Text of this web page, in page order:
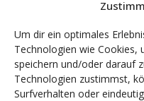
Um dir ein optimales
Technologien wie Cookies,
speichern und/oder darauf
Technologien zustimmst,
Surfverhalten oder
Transporte aller Art
Umzüge nah & fern
Wohnungsübergabe
Entsorgung
Entrümpelung
Rechtliches
Impressum
Datenschutzrichtlinien